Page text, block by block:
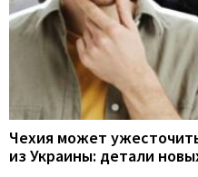
Чехия может
из Украины: детали